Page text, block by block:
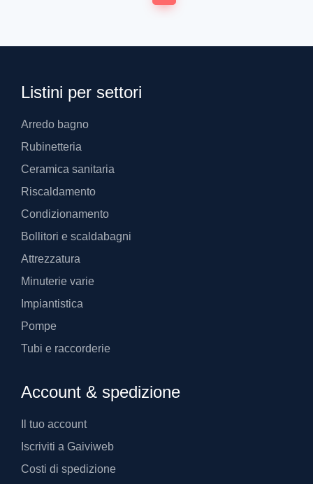
Listini per settori
Arredo bagno
Rubinetteria
Ceramica sanitaria
Riscaldamento
Condizionamento
Bollitori e scaldabagni
Attrezzatura
Minuterie varie
Impiantistica
Pompe
Tubi e raccorderie
Account & spedizione
Il tuo account
Iscriviti a Gaiviweb
Costi di spedizione